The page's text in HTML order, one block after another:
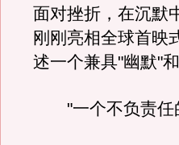
面对挫折，在沉默
刚刚亮相全球首映
述一个兼具"幽默"
"一个不负责任